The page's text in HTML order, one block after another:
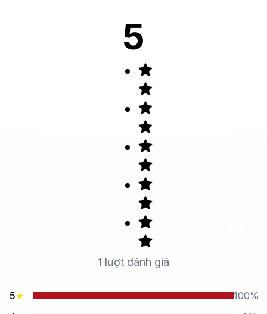
5
1 lượt đánh giá
5★
100%